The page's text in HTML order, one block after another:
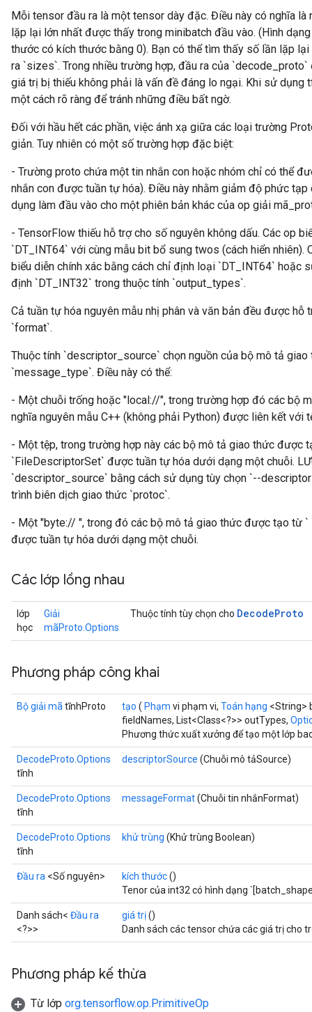
Mỗi tensor đầu ra là một tensor dày đặc. Điều này có nghĩa
lặp lại lớn nhất được thấy trong minibatch đầu vào. (Hình
thước có kích thước bằng 0). Bạn có thể tìm thấy số lần lặp
ra `sizes`. Trong nhiều trường hợp, đầu ra của
giá trị bị thiếu không phải là vấn đề đáng lo ngại. Khi sử dụng
một cách rõ ràng để tránh những điều bất ngờ.
Đối với hầu hết các phần, việc ánh xạ giữa các loại trường
giản. Tuy nhiên có một số trường hợp đặc biệt:
- Trường proto chứa một tin nhắn con hoặc nhóm chỉ có thể
nhắn con được tuần tự hóa). Điều này nhằm giảm độ phức
dụng làm đầu vào cho một phiên bản khác của op giải
- TensorFlow thiếu hỗ trợ cho số nguyên không dấu. Các op
`DT_INT64` với cùng mẫu bit bổ sung twos (cách hiển
biểu diễn chính xác bằng cách chỉ định loại `DT_INT64` hoặc
định `DT_INT32` trong thuộc tính `output_types`.
Cả tuần tự hóa nguyên mẫu nhị phân và văn bản đều được
`format`.
Thuộc tính `descriptor_source` chọn nguồn của bộ mô tả
`message_type`. Điều này có thể:
- Một chuỗi trống hoặc "local://", trong trường hợp đó các bộ
nghĩa nguyên mẫu C++ (không phải Python) được liên kết với
- Một tệp, trong trường hợp này các bộ mô tả giao thức được
`FileDescriptorSet` được tuần tự hóa dưới dạng một chuỗi.
`descriptor_source` bằng cách sử dụng tùy chọn `--
trình biên dịch giao thức `protoc`.
- Một "byte:// ", trong đó các bộ mô tả giao thức được tạo từ `
được tuần tự hóa dưới dạng một chuỗi.
Các lớp lồng nhau
lớp
học
Giải
mãProto.Options
Thuộc tính tùy chọn cho DecodeProto
Phương pháp công khai
Bộ giải mã tĩnhProto tạo ( Phạm vi phạm vi, Toán hạng <String>
fieldNames, List<Class<?>> outTypes,
Phương thức xuất xưởng để tạo một lớp
DecodeProto.Options
tĩnh
descriptorSource (Chuỗi mô tảSource)
DecodeProto.Options
tĩnh
messageFormat(Chuỗi tin nhắnFormat)
DecodeProto.Options
tĩnh
khử trùng (Khử trùng Boolean)
Đầu ra <Số nguyên> kích thước()
Tenor của int32 có hình dạng
Danh sách< Đầu ra
<?>>
giá trị()
Danh sách các tensor chứa các giá trị cho
Phương pháp kế thừa
Từ lớp org.tensorflow.op.PrimitiveOp